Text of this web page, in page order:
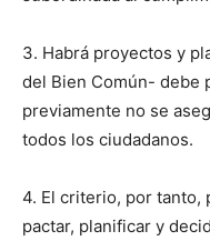
3. Habrá proyectos y
del Bien Común- debe
previamente no se
todos los ciudadanos.
4. El criterio, por tanto,
pactar, planificar y